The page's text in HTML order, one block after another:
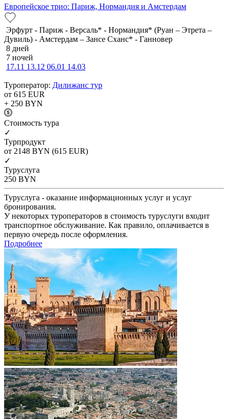
Европейское трио: Париж, Нормандия и Амстердам
Эрфурт - Париж - Версаль* - Нормандия* (Руан – Этрета –
Дувиль) - Амстердам – Зансе Сханс* - Ганновер
8 дней
7 ночей
17.11 13.12 06.01 14.03
Туроператор: Дилижанс тур
от 615 EUR
+ 250 BYN
Cтоимость тура
✓
Турпродукт
от 2148 BYN (615 EUR)
✓
Туруслуга
250 BYN
Туруслуга - оказание информационных услуг и услуг
бронирования.
У некоторых туроператоров в стоимость туруслуги входит
транспортное обслуживание. Как правило, оплачивается в
первую очередь после оформления.
Подробнее